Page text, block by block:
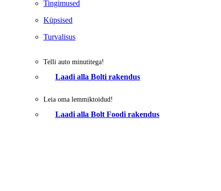
Tingimused
Küpsised
Turvalisus
Telli auto minutitega!
Laadi alla Bolti rakendus
Leia oma lemmiktoidud!
Laadi alla Bolt Foodi rakendus